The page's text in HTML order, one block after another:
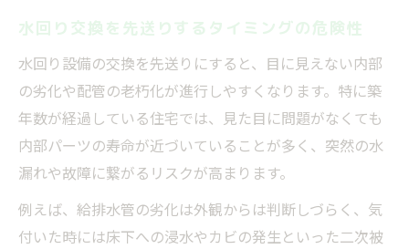
水回り交換を先送りするタイミングの危険性
水回り設備の交換を先送りにすると、目に見えない内部
の劣化や配管の老朽化が進行しやすくなります。特に築
年数が経過している住宅では、見た目に問題がなくても
内部パーツの寿命が近づいていることが多く、突然の水
漏れや故障に繋がるリスクが高まります。
例えば、給排水管の劣化は外観からは判断しづらく、気
付いた時には床下への浸水やカビの発生といった二次被